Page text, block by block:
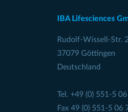
IBA Lifesciences
Rudolf-Wissell-Str.
37079 Göttingen
Deutschland
Tel. +49 (0) 551-5
Fax 49 (0) 551-5 06